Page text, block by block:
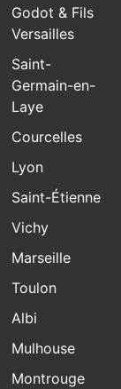
Godot & Fils
Versailles
Saint-
Germain-en-
Laye
Courcelles
Lyon
Saint-Étienne
Vichy
Marseille
Toulon
Albi
Mulhouse
Montrouge